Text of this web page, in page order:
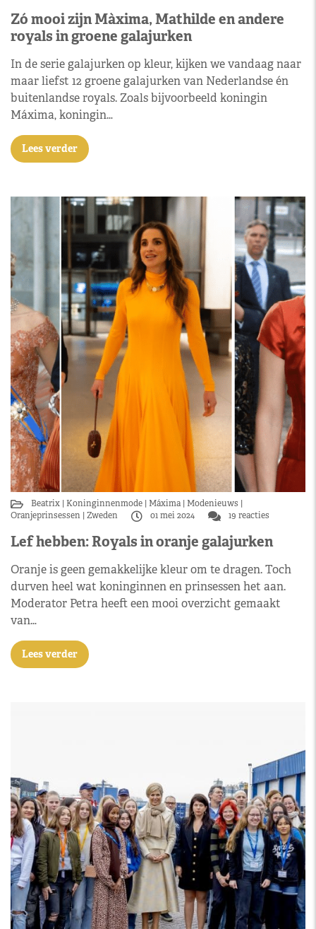
Zó mooi zijn Màxima, Mathilde en andere
royals in groene galajurken
In de serie galajurken op kleur, kijken we vandaag naar
maar liefst 12 groene galajurken van Nederlandse én
buitenlandse royals. Zoals bijvoorbeeld koningin
Máxima, koningin…
Lees verder
Beatrix Koninginnenmode Máxima Modenieuws
Oranjeprinsessen Zweden 01 mei 2024 19 reacties
Lef hebben: Royals in oranje galajurken
Oranje is geen gemakkelijke kleur om te dragen. Toch
durven heel wat koninginnen en prinsessen het aan.
Moderator Petra heeft een mooi overzicht gemaakt
van…
Lees verder